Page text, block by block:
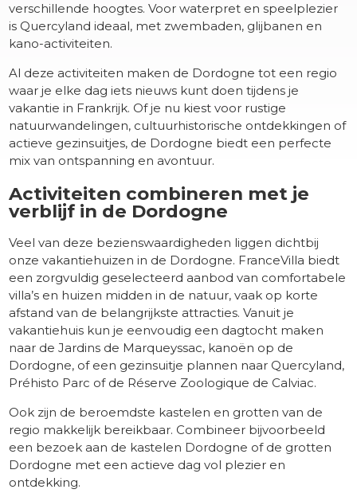
verschillende hoogtes. Voor waterpret en speelplezier
is Quercyland ideaal, met zwembaden, glijbanen en
kano-activiteiten.
Al deze activiteiten maken de Dordogne tot een regio
waar je elke dag iets nieuws kunt doen tijdens je
vakantie in Frankrijk. Of je nu kiest voor rustige
natuurwandelingen, cultuurhistorische ontdekkingen of
actieve gezinsuitjes, de Dordogne biedt een perfecte
mix van ontspanning en avontuur.
Activiteiten combineren met je
verblijf in de Dordogne
Veel van deze bezienswaardigheden liggen dichtbij
onze vakantiehuizen in de Dordogne. FranceVilla biedt
een zorgvuldig geselecteerd aanbod van comfortabele
villa’s en huizen midden in de natuur, vaak op korte
afstand van de belangrijkste attracties. Vanuit je
vakantiehuis kun je eenvoudig een dagtocht maken
naar de Jardins de Marqueyssac, kanoën op de
Dordogne, of een gezinsuitje plannen naar Quercyland,
Préhisto Parc of de Réserve Zoologique de Calviac.
Ook zijn de beroemdste kastelen en grotten van de
regio makkelijk bereikbaar. Combineer bijvoorbeeld
een bezoek aan de kastelen Dordogne of de grotten
Dordogne met een actieve dag vol plezier en
ontdekking.